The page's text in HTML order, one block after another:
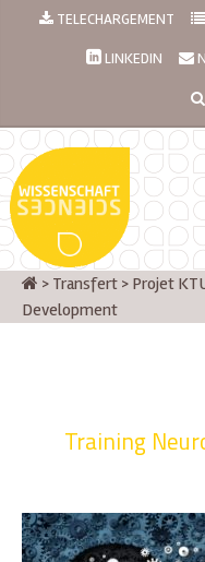
TELECHARGEMENT
LINKEDIN
> Transfert > Projet
Development
Training